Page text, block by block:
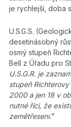
je rychlejší, doba
U.S.G.S.
desetinásobný
osmý stupeň
Bell z Úřadu pro
U.S.G.R. je
stupeň
2000 a jen 18 v
nutné říci, že
zemětřesení."